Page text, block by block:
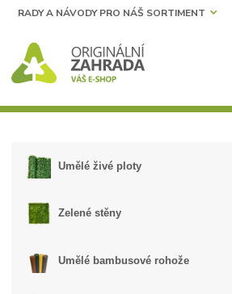
RADY A NÁVODY PRO NÁŠ SORTIMENT
Umělé živé ploty
Zelené stěny
Umělé bambusové rohože